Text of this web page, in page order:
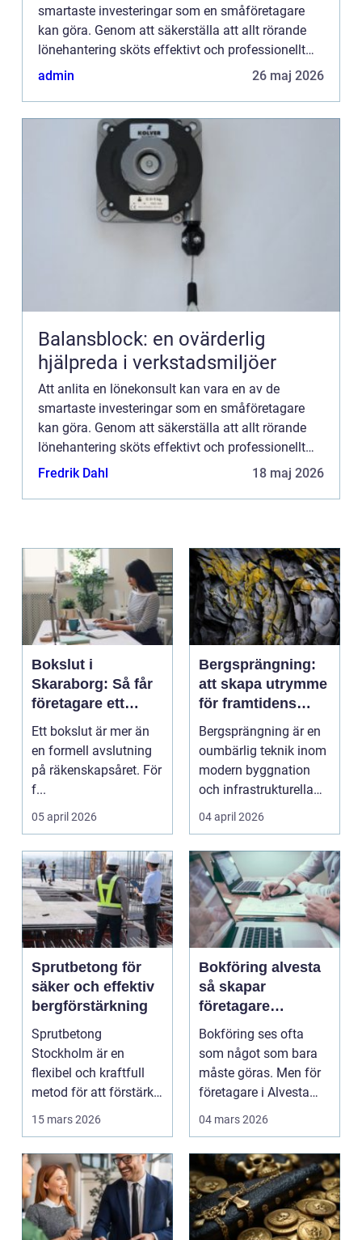
smartaste investeringar som en småföretagare
kan göra. Genom att säkerställa att allt rörande
lönehantering sköts effektivt och professionellt
hjälper en l...
admin 26 maj 2026
Balansblock: en ovärderlig
hjälpreda i verkstadsmiljöer
Att anlita en lönekonsult kan vara en av de
smartaste investeringar som en småföretagare
kan göra. Genom att säkerställa att allt rörande
lönehantering sköts effektivt och professionellt
hjälper en l...
Fredrik Dahl 18 maj 2026
Bokslut i
Skaraborg: Så får
företagare ett
tryggt avslut på
året
Ett bokslut är mer än
en formell avslutning
på räkenskapsåret. För
f...
05 april 2026
Bergsprängning:
att skapa utrymme
för framtidens
infrastruktur
Bergsprängning är en
oumbärlig teknik inom
modern byggnation
och infrastrukturella
fr...
04 april 2026
Sprutbetong för
säker och effektiv
bergförstärkning
Sprutbetong
Stockholm är en
flexibel och kraftfull
metod för att förstärka
berg,...
15 mars 2026
Bokföring alvesta
så skapar
företagare
trygghet och
kontroll i vardagen
Bokföring ses ofta
som något som bara
måste göras. Men för
företagare i Alvesta
kan en genomtänkt
04 mars 2026